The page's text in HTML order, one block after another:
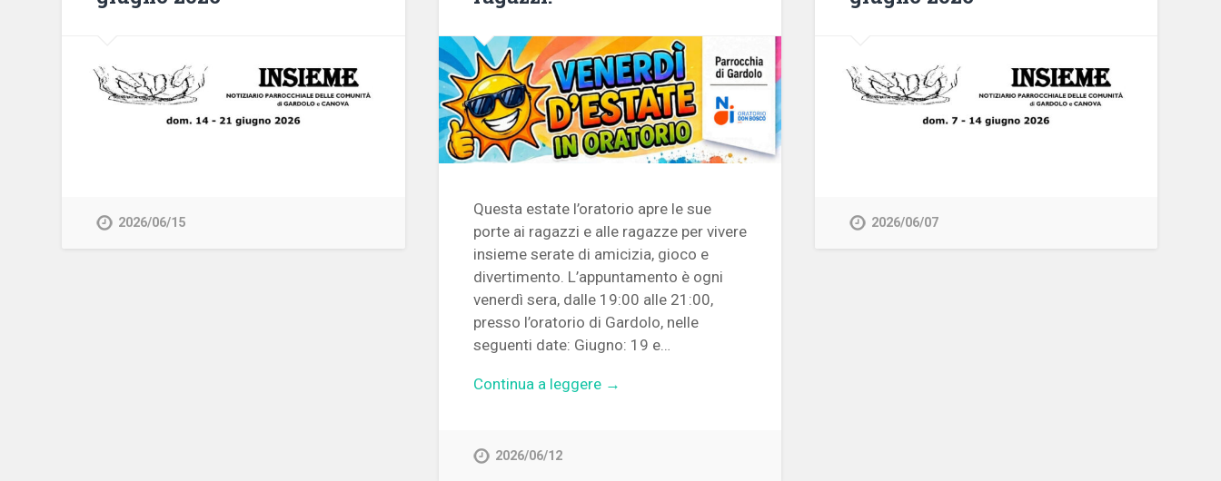
2026/06/15
Questa estate l’oratorio apre le sue
porte ai ragazzi e alle ragazze per vivere
insieme serate di amicizia, gioco e
divertimento. L’appuntamento è ogni
venerdì sera, dalle 19:00 alle 21:00,
presso l’oratorio di Gardolo, nelle
seguenti date: Giugno: 19 e…
Continua a leggere →
2026/06/12
2026/06/07